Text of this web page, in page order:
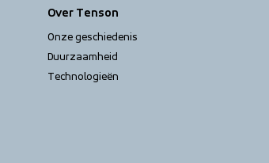
Over Tenson
Onze geschiedenis
Duurzaamheid
Technologieën